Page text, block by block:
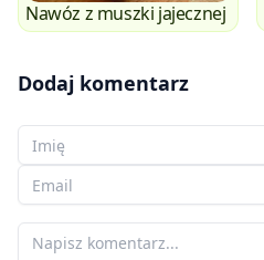
Nawóz z muszki jajecznej
Dodaj komentarz
Twoje imię
Twój email
Twój komentarz